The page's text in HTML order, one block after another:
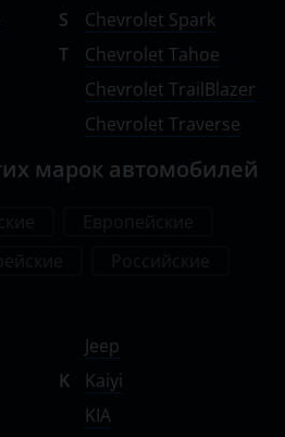
S
Chevrolet Spark
T
Chevrolet Tahoe
Chevrolet TrailBlazer
Chevrolet Traverse
марок автомобилей
Jeep
K
Kaiyi
KIA